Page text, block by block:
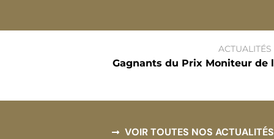
ACTUALITÉS
Gagnants du Prix Moniteur de
VOIR TOUTES NOS ACTUALITÉS